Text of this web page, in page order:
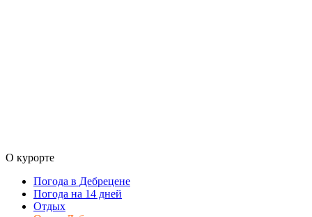
О курорте
Погода в Дебрецене
Погода на 14 дней
Отдых